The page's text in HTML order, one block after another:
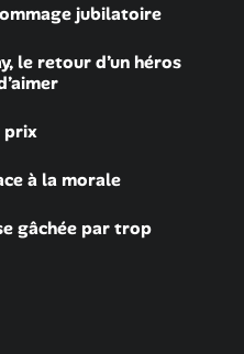
jubilatoire
le retour d’un héros
prix
à la morale
gâchée par trop